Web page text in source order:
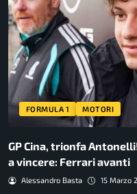
FORMULA 1 MOTORI
GP Cina, trionfa
a vincere: Ferrari avanti
Alessandro Basta 15 Marzo